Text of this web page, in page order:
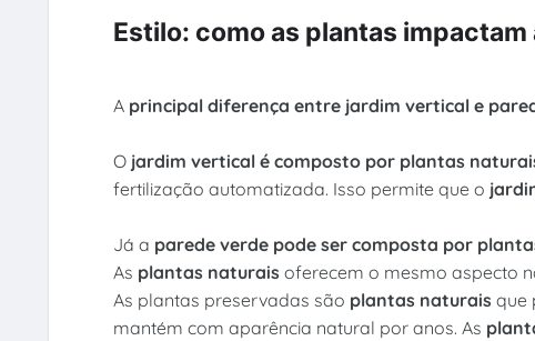
Estilo: como as plantas impactam
A principal diferença entre jardim vertical e
O jardim vertical é composto por plantas
fertilização automatizada. Isso permite que o
Já a parede verde pode ser composta por
As plantas naturaisoferecem o mesmo aspecto
As plantas preservadas são plantas naturaisque
mantém com aparência natural por anos. As